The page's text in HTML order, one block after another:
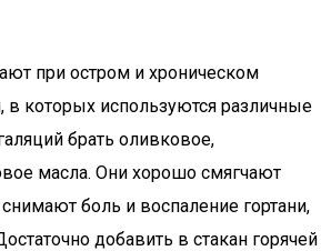
при остром и хроническом
в которых используются различные
брать оливковое,
масла. Они хорошо смягчают
боль и воспаление гортани,
добавить в стакан горячей